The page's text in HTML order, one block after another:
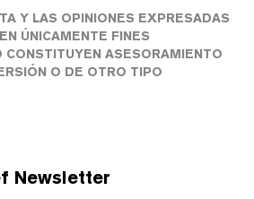
Y LAS OPINIONES EXPRESADAS
ÚNICAMENTE FINES
CONSTITUYEN ASESORAMIENTO
O DE OTRO TIPO
Newsletter